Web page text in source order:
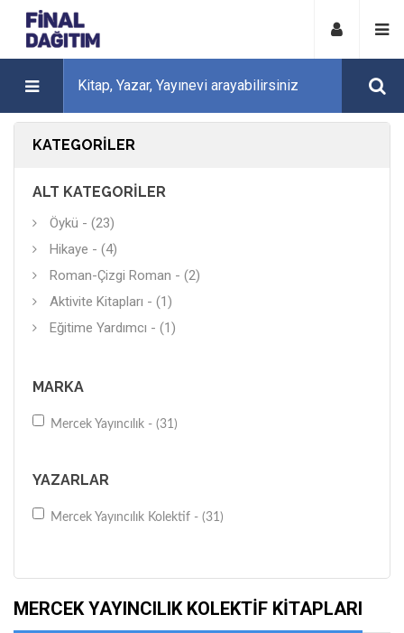
KATEGORILER
ALT KATEGORILER
Öykü - (23)
Hikaye - (4)
Roman-Çizgi Roman - (2)
Aktivite Kitapları - (1)
Eğitime Yardımcı - (1)
MARKA
Mercek Yayıncılık - (31)
YAZARLAR
Mercek Yayıncılık Kolektif - (31)
MERCEK YAYINCILIK KOLEKTIF KITAPLARI